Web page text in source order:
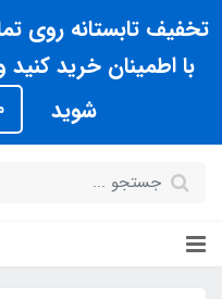
تخفیف تابستانه روی
با اطمینان خرید
شوید